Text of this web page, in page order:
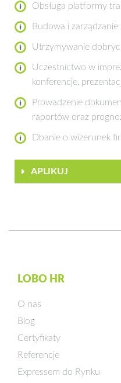
Obsługa platformy
Budowa i zarządzanie
Utrzymywanie
Uczestnictwo w
konferencje,
Prowadzenie
raportów oraz
Dbanie o wizerunek
APLIKUJ
LOBO HR
O nas
Blog
Certyfikaty
Referencje
Expressem do Rynku